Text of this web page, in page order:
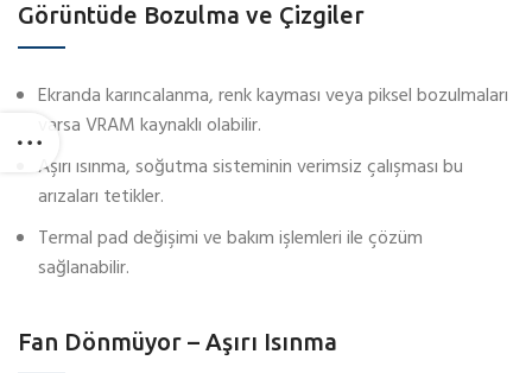
Görüntüde Bozulma ve Çizgiler
Ekranda karıncalanma, renk kayması veya piksel bozulmaları
varsa VRAM kaynaklı olabilir.
Aşırı ısınma, soğutma sisteminin verimsiz çalışması bu
arızaları tetikler.
Termal pad değişimi ve bakım işlemleri ile çözüm
sağlanabilir.
Fan Dönmüyor – Aşırı Isınma